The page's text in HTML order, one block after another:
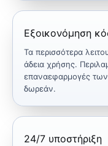
Εξοικονόμηση
Τα περισσότερα
άδεια χρήσης.
επαναεφαρμογές
δωρεάν.
24/7 υποστήριξη